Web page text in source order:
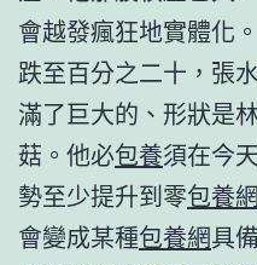
會越發瘋狂地實體化
跌至百分之二十，張
滿了巨大的、形狀是
菇。他必包養須在今
勢至少提升到零包養網
會變成某種包養網具